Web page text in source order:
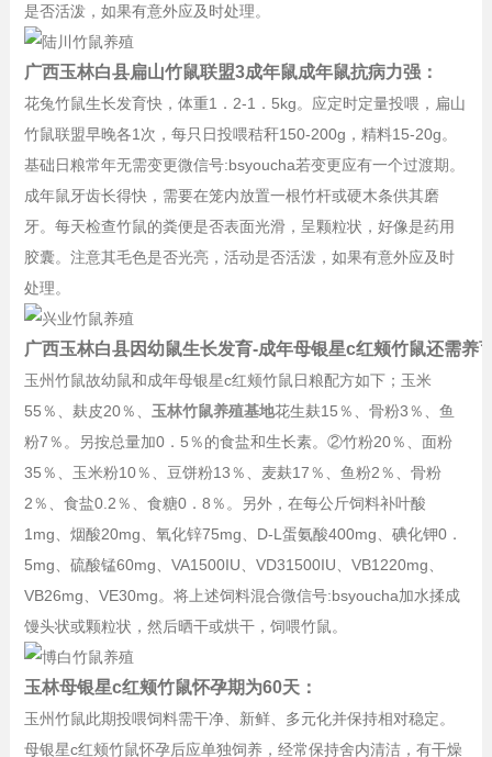
是否活泼，如果有意外应及时处理。
广西玉林白县扁山竹鼠联盟3成年鼠成年鼠抗病力强：
花兔竹鼠生长发育快，体重1．2-1．5kg。应定时定量投喂，扁山
竹鼠联盟早晚各1次，每只日投喂秸秆150-200g，精料15-20g。
基础日粮常年无需变更微信号:bsyoucha若变更应有一个过渡期。
成年鼠牙齿长得快，需要在笼内放置一根竹杆或硬木条供其磨
牙。每天检查竹鼠的粪便是否表面光滑，呈颗粒状，好像是药用
胶囊。注意其毛色是否光亮，活动是否活泼，如果有意外应及时
处理。
广西玉林白县因幼鼠生长发育-成年母银星c红颊竹鼠还需养
玉州竹鼠故幼鼠和成年母银星c红颊竹鼠日粮配方如下；玉米
55％、麸皮20％、 玉林竹鼠养殖基地花生麸15％、骨粉3％、鱼
粉7％。另按总量加0．5％的食盐和生长素。②竹粉20％、面粉
35％、玉米粉10％、豆饼粉13％、麦麸17％、鱼粉2％、骨粉
2％、食盐0.2％、食糖0．8％。另外，在每公斤饲料补叶酸
1mg、烟酸20mg、氧化锌75mg、D-L蛋氨酸400mg、碘化钾0．
5mg、硫酸锰60mg、VA1500IU、VD31500IU、VB1220mg、
VB26mg、VE30mg。将上述饲料混合微信号:bsyoucha加水揉成
馒头状或颗粒状，然后晒干或烘干，饲喂竹鼠。
玉林母银星c红颊竹鼠怀孕期为60天：
玉州竹鼠此期投喂饲料需干净、新鲜、多元化并保持相对稳定。
母银星c红颊竹鼠怀孕后应单独饲养，经常保持舍内清洁，有干燥